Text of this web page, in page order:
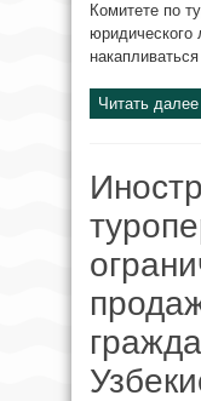
Комитете по
юридического
Читать